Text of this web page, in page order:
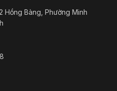
Hồng Bàng, Phường Minh